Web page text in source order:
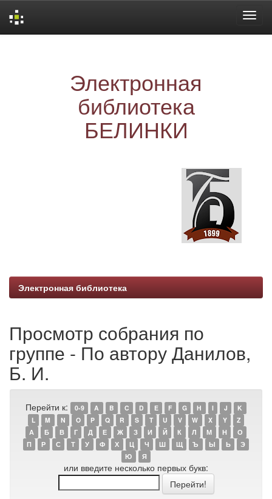
Электронная
библиотека
БЕЛИНКИ
Электронная библиотека
Просмотр собрания по
группе - По автору Данилов,
Б. И.
Перейти к: 0-9 A B C D E F G H I J
K
L
M N O P Q R S T U V W X Y
Z
А
Б В Г Д Е Ж З И Й К Л М Н
О
П
Р С Т У Ф Х Ц Ч Ш Щ Ъ Ы Ь
Э
Ю
Я
или введите несколько первых букв: